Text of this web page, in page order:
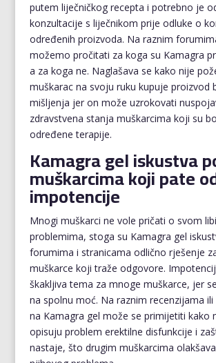
putem liječničkog recepta i potrebno je
konzultacije s liječnikom prije odluke o
određenih proizvoda. Na raznim
možemo pročitati za koga su Kamagra
a za koga ne. Naglašava se kako nije
muškarac na svoju ruku kupuje proizvod
mišljenja jer on može uzrokovati
zdravstvena stanja muškarcima koji su
određene terapije.
Kamagra gel iskustva
muškarcima koji pate
impotencije
Mnogi muškarci ne vole pričati o svom
problemima, stoga su Kamagra gel
forumima i stranicama odlično rješenje
muškarce koji traže odgovore.
škakljiva tema za mnoge muškarce, jer
na spolnu moć. Na raznim recenzijama
na Kamagra gel može se primijetiti kako
opisuju problem erektilne disfunkcije i
nastaje, što drugim muškarcima